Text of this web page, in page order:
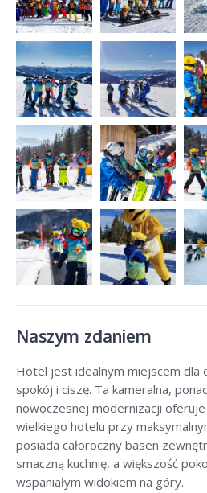
Naszym zdaniem
Hotel jest idealnym miejscem dla
spokój i ciszę. Ta kameralna,
nowoczesnej modernizacji oferuje
wielkiego hotelu przy
posiada całoroczny basen
smaczną kuchnię, a większość
wspaniałym widokiem na góry.